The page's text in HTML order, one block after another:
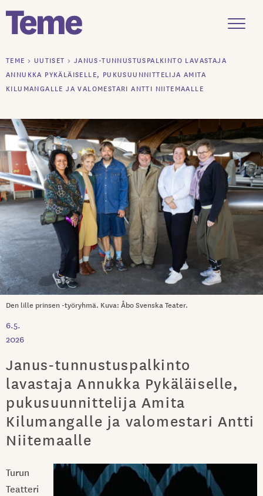
Siirry
sisältöön
TEME > UUTISET > JANUS-TUNNUSTUSPALKINTO LAVASTAJA
ANNUKKA PYKÄLÄISELLE, PUKUSUUNNITTELIJA AMITA
KILUMANGALLE JA VALOMESTARI ANTTI NIITEMAALLE
Den lille prinsen -työryhmä. Kuva: Åbo Svenska Teater.
6.5.
2026
Janus-tunnustuspalkinto
lavastaja Annukka Pykäläiselle,
pukusuunnittelija Amita
Kilumangalle ja valomestari Antti
Niitemaalle
Turun
Teatteri